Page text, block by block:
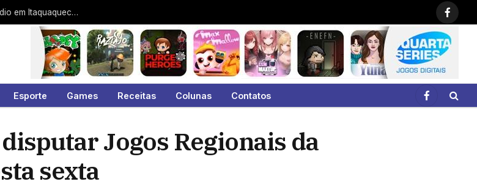
Prefeitura interdita entorno de fábrica atingida por incêndio em Itaquaquecetuba
Esporte Games Receitas Colunas Contatos
Facebook
Jogos Regionais da
sexta